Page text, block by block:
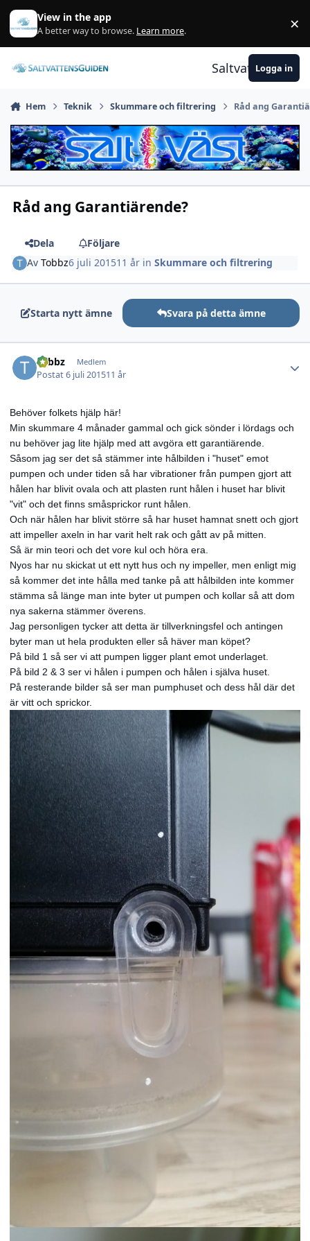
Gå till innehåll
View in the app
A better way to browse. Learn more. ×
Logga in
Hem Teknik Skummare och filtrering Råd ang
Råd ang Garantiärende?
Dela
Följare
AvTobbz6 juli 201511 år inSkummare och filtrering
Starta nytt ämne Svara på detta ämne
Tobbz Medlem
Postat6 juli 201511 år
Behöver folkets hjälp här!
Min skummare 4 månader gammal och gick sönder i lördags och
nu behöver jag lite hjälp med att avgöra ett garantiärende.
Såsom jag ser det så stämmer inte hålbilden i "huset" emot
pumpen och under tiden så har vibrationer från pumpen gjort att
hålen har blivit ovala och att plasten runt hålen i huset har blivit
"vit" och det finns småsprickor runt hålen.
Och när hålen har blivit större så har huset hamnat snett och gjort
att impeller axeln in har varit helt rak och gått av på mitten.
Så är min teori och det vore kul och höra era.
Nyos har nu skickat ut ett nytt hus och ny impeller, men enligt mig
så kommer det inte hålla med tanke på att hålbilden inte kommer
stämma så länge man inte byter ut pumpen och kollar så att dom
nya sakerna stämmer överens.
Jag personligen tycker att detta är tillverkningsfel och antingen
byter man ut hela produkten eller så häver man köpet?
På bild 1 så ser vi att pumpen ligger plant emot underlaget.
På bild 2 & 3 ser vi hålen i pumpen och hålen i själva huset.
På resterande bilder så ser man pumphuset och dess hål där det
är vitt och sprickor.